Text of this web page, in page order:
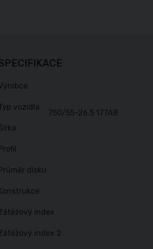
vozidla
disku
index
index 2